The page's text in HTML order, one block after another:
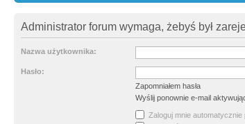
Administrator forum wymaga, żebyś był
Nazwa użytkownika:
Hasło:
Zapomniałem hasła
Wyślij ponownie e-mail
Zaloguj mnie